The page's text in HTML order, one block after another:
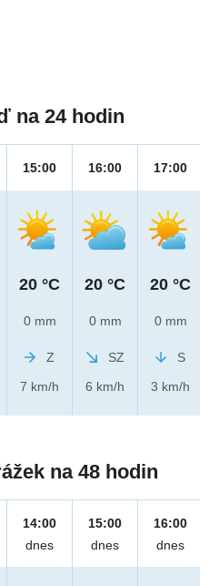
na 24 hodin
15:00
20 °C
0 mm
Z
7 km/h
16:00
20 °C
0 mm
SZ
6 km/h
17:00
20 °C
0 mm
S
3 km/h
na 48 hodin
14:00
dnes
15:00
dnes
16:00
dnes